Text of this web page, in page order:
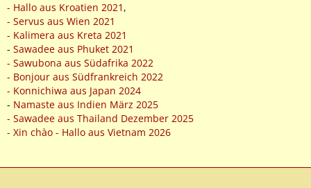
- Hallo aus Kroatien 2021 ,
- Servus aus Wien 2021
- Kalimera aus Kreta 2021
- Sawadee aus Phuket 2021
- Sawubona aus Südafrika 2022
- Bonjour aus Südfrankreich 2022
- Konnichiwa aus Japan 2024
- Namaste aus Indien März 2025
- Sawadee aus Thailand Dezember 2025
- Xin chào - Hallo aus Vietnam 2026